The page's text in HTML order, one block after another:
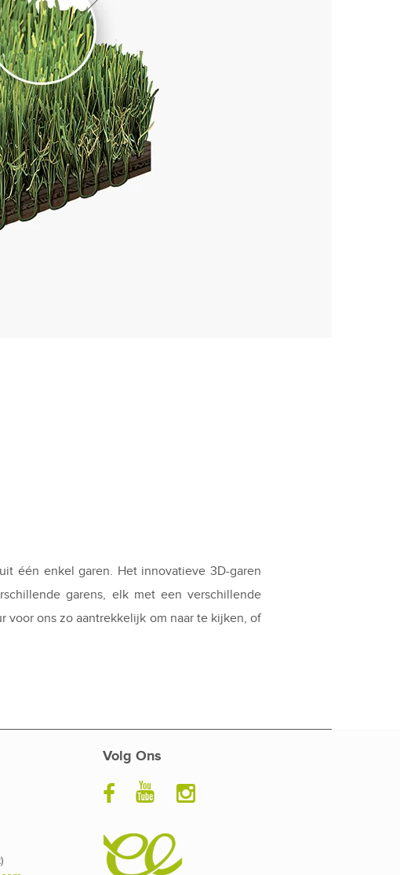
één enkel garen. Het innovatieve 3D-garen
garens, elk met een verschillende
voor ons zo aantrekkelijk om naar te kijken, of
Volg Ons